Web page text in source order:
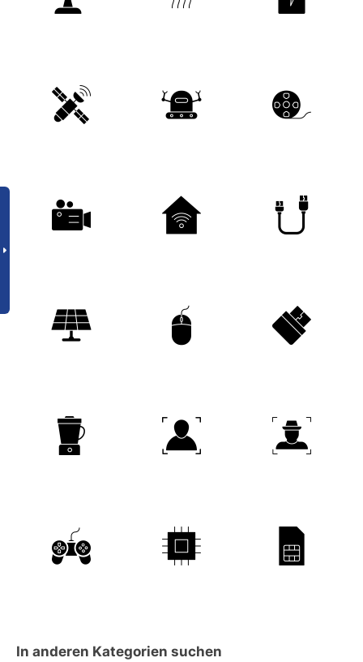
In anderen Kategorien suchen